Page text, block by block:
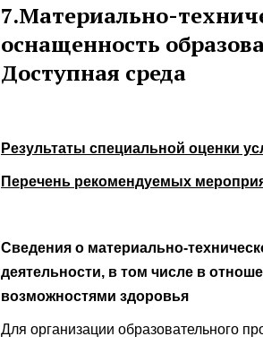
7.Материально-
оснащенность
Доступная среда
Результаты специальной оценки
Перечень рекомендуемых
Сведения о материально-
деятельности, в том числе в
возможностями здоровья
Для организации образовательного